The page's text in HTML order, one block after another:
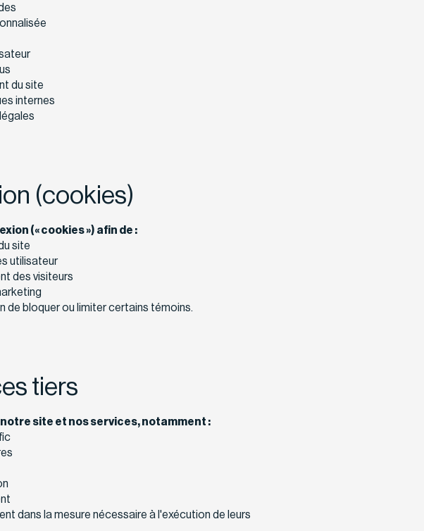
du site
internes
(cookies)
(« cookies ») afin de :
site
utilisateur
des visiteurs
de bloquer ou limiter certains témoins.
tiers
site et nos services, notamment :
dans la mesure nécessaire à l'exécution de leurs